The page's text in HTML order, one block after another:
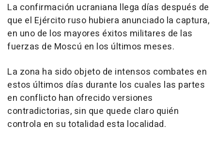
La confirmación ucraniana llega días después de
que el Ejército ruso hubiera anunciado la captura,
en uno de los mayores éxitos militares de las
fuerzas de Moscú en los últimos meses.
La zona ha sido objeto de intensos combates en
estos últimos días durante los cuales las partes
en conflicto han ofrecido versiones
contradictorias, sin que quede claro quién
controla en su totalidad esta localidad.